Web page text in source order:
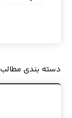
دسته بندی مطالب